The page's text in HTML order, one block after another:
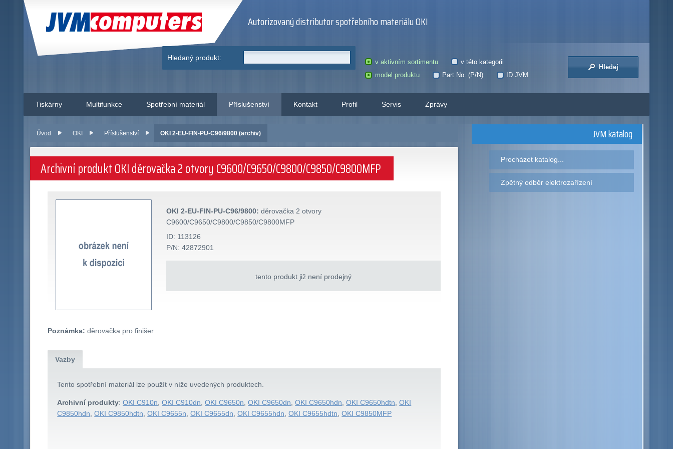
JVM Computers Autorizovaný distributor spotřebního materiálu OKI
Hledaný produkt:
v aktivním sortimentu
v této kategorii
model produktu
Part No. (P/N) ID JVM
Hledej
Tiskárny Multifunkce Spotřební materiál Příslušenství Kontakt Profil Servis Zprávy
Úvod OKI Příslušenství OKI 2-EU-FIN-PU-C96/9800 (archiv)
Archivní produkt OKI děrovačka 2 otvory C9600/C9650/C9800/C9850/C9800MFP
OKI 2-EU-FIN-PU-C96/9800: děrovačka 2 otvory
C9600/C9650/C9800/C9850/C9800MFP
ID: 113126
P/N: 42872901
tento produkt již není prodejný
Poznámka: děrovačka pro finišer
Vazby
Tento spotřební materiál lze použít v níže uvedených produktech.
Archivní produkty:OKI C910n,OKI C910dn,OKI C9650n,OKI C9650dn,OKI C9650hdn,OKI C9650hdtn,OKI
C9850hdn,OKI C9850hdtn,OKI C9655n,OKI C9655dn,OKI C9655hdn,OKI C9655hdtn,OKI C9850MFP
JVM katalog
Procházet katalog...
Zpětný odběr elektrozařízení